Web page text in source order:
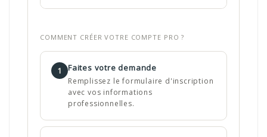
COMMENT CRÉER VOTRE COMPTE PRO ?
1 Faites votre demande
Remplissez le formulaire d'inscription
avec vos informations
professionnelles.